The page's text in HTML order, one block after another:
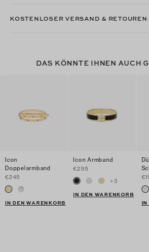
KOSTENLOSER VERSAND & RETOUREN
DAS KÖNNTE IHNEN AUCH
Icon
Doppelarmband
€245
IN DEN WARENKORB
Icon Armband
€295
+3
IN DEN WARENKORB
IN